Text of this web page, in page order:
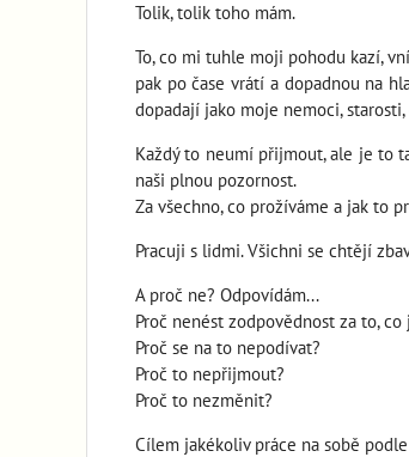
Tolik, tolik toho mám.
To, co mi tuhle moji pohodu kazí,
pak po čase vrátí a dopadnou na
dopadají jako moje nemoci, starosti,
Každý to neumí přijmout, ale je to
naši plnou pozornost.
Za všechno, co prožíváme a jak to
Pracuji s lidmi. Všichni se chtějí
A proč ne? Odpovídám...
Proč nenést zodpovědnost za to,
Proč se na to nepodívat?
Proč to nepřijmout?
Proč to nezměnit?
Cílem jakékoliv práce na sobě